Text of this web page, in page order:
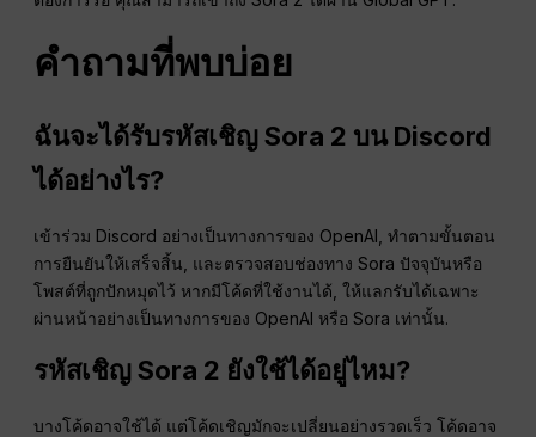
คำถามที่พบบ่อย
ฉันจะได้รับรหัสเชิญ Sora 2 บน Discord
ได้อย่างไร?
เข้าร่วม Discord อย่างเป็นทางการของ OpenAI, ทำตามขั้นตอน
การยืนยันให้เสร็จสิ้น, และตรวจสอบช่องทาง Sora ปัจจุบันหรือ
โพสต์ที่ถูกปักหมุดไว้ หากมีโค้ดที่ใช้งานได้, ให้แลกรับได้เฉพาะ
ผ่านหน้าอย่างเป็นทางการของ OpenAI หรือ Sora เท่านั้น.
รหัสเชิญ Sora 2 ยังใช้ได้อยู่ไหม?
บางโค้ดอาจใช้ได้ แต่โค้ดเชิญมักจะเปลี่ยนอย่างรวดเร็ว โค้ดอาจ